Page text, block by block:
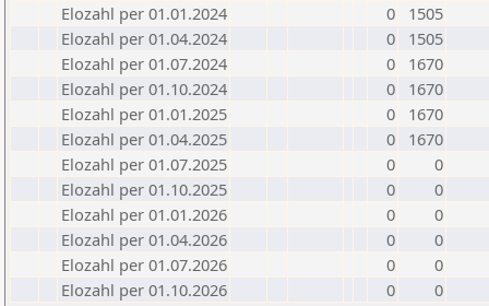
Elozahl per 01.01.2024
0
1505
Elozahl per 01.04.2024
0
1505
Elozahl per 01.07.2024
0
1670
Elozahl per 01.10.2024
0
1670
Elozahl per 01.01.2025
0
1670
Elozahl per 01.04.2025
0
1670
Elozahl per 01.07.2025
0
0
Elozahl per 01.10.2025
0
0
Elozahl per 01.01.2026
0
0
Elozahl per 01.04.2026
0
0
Elozahl per 01.07.2026
0
0
Elozahl per 01.10.2026
0 0